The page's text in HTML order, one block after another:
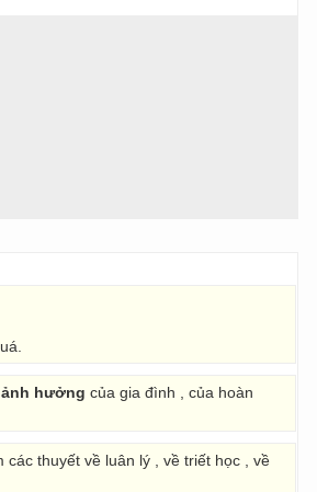
ảnh hưởng của gia đình , của hoàn
các thuyết về luân lý , về triết học , về